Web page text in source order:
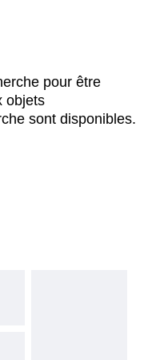
pour être
objets
sont disponibles.